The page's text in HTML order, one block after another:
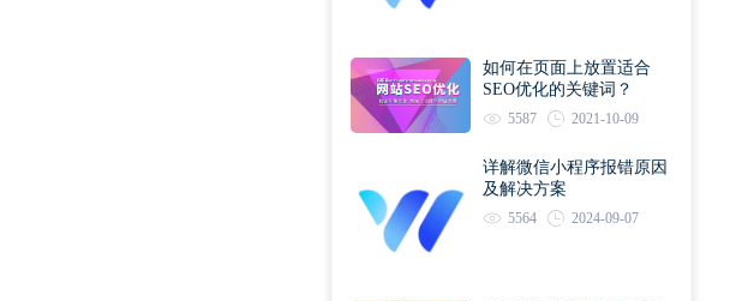
如何在页面上放置适合
SEO优化的关键词？
5587 2021-10-09
详解微信小程序报错原因
及解决方案
5564 2024-09-07